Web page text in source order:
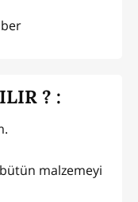
? :
malzemeyi